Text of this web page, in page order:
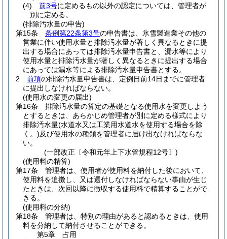
(4)
前3号に定めるもの以外の認定については、管理者が
別に定める。
(排除汚水量の申告)
第15条
条例第22条第3号の申告書は、氷雪製造業その他の
営業に伴い使用水量と排除汚水量が著しく異なるときに提
出する場合にあっては排除汚水量申告書と、漏水等により
使用水量と排除汚水量が著しく異なるときに提出する場合
にあっては漏水等による排除汚水量申告書とする。
2
前項の排除汚水量申告書は、定例日前14日までに管理者
に提出しなければならない。
(使用水の変更の届出)
第16条
排除汚水量の算定の基礎となる使用水を変更しよう
とするときは、あらかじめ管理者が別に定める様式により
排除汚水量(水道水又は工業用水道水を使用する場合を除
く。)及び使用水の種類を管理者に届け出なければならな
い。
(一部改正〔令和元年上下水管規程12号〕)
(使用料の精算)
第17条
管理者は、使用者が使用料を納付した後において、
使用料を追徴し、又は還付しなければならない事由が生じ
たときは、次回以降に徴収する使用料で精算することがで
きる。
(使用料の分納)
第18条
管理者は、特別の理由があると認めるときは、使用
料を分納して納付させることができる。
第5章
占用